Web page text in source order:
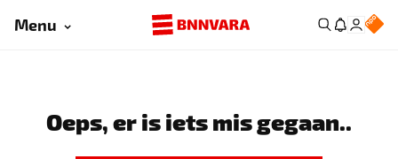
Menu
Oeps, er is iets mis gegaan..